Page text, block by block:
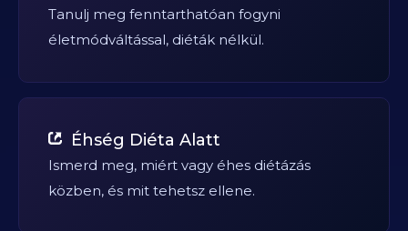
Tanulj meg fenntarthatóan fogyni
életmódváltással, diéták nélkül.
Éhség Diéta Alatt
Ismerd meg, miért vagy éhes diétázás
közben, és mit tehetsz ellene.